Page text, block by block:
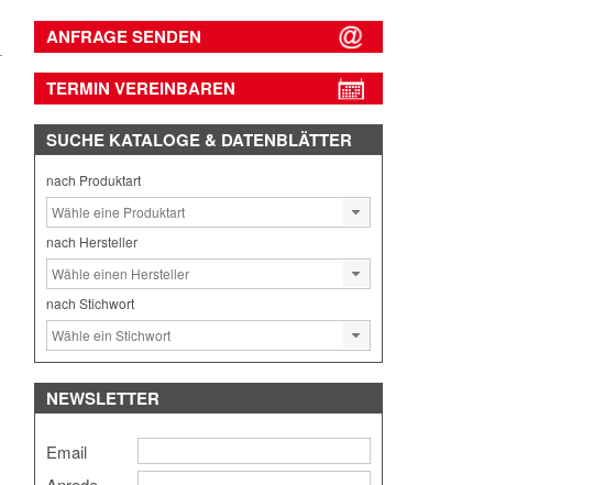
ANFRAGE SENDEN
TERMIN VEREINBAREN
SUCHE KATALOGE & DATENBLÄTTER
nach Produktart
nach Hersteller
nach Stichwort
NEWSLETTER
Email